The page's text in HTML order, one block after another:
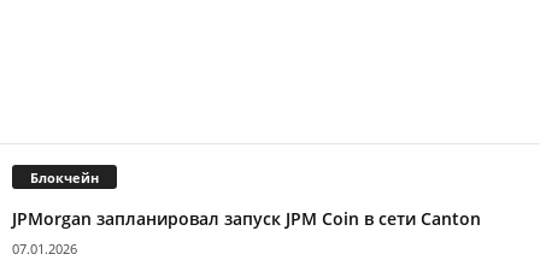
Блокчейн
JPMorgan запланировал запуск JPM Coin в сети Canton
07.01.2026